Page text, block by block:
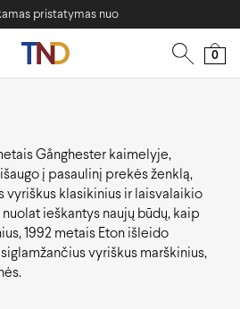
pristatymas nuo
0
Gånghester kaimelyje,
į pasaulinį prekės ženklą,
vyriškus klasikinius ir laisvalaikio
ieškantys naujų būdų, kaip
1992 metais Eton išleido
vyriškus marškinius,